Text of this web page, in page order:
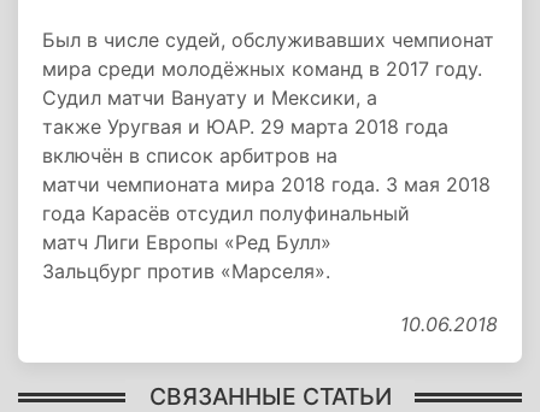
Был в числе судей, обслуживавших чемпионат
мира среди молодёжных команд в 2017 году.
Судил матчи Вануату и Мексики, а
также Уругвая и ЮАР. 29 марта 2018 года
включён в список арбитров на
матчи чемпионата мира 2018 года. 3 мая 2018
года Карасёв отсудил полуфинальный
матч Лиги Европы «Ред Булл»
Зальцбург против «Марселя».
10.06.2018
СВЯЗАННЫЕ СТАТЬИ